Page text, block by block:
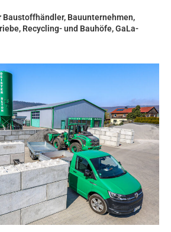
Baustoffhändler, Bauunternehmen,
Recycling- und Bauhöfe, GaLa-